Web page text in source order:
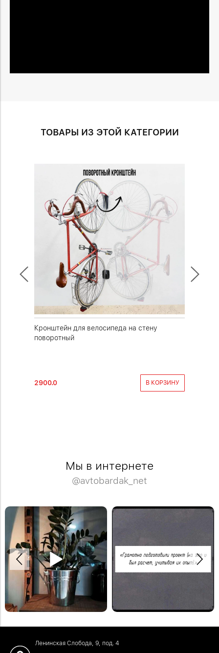
ТОВАРЫ ИЗ ЭТОЙ КАТЕГОРИИ
Кронштейн для велосипеда на стену
поворотный
2900.0 В КОРЗИНУ
Мы в интернете
@avtobardak_net
Деревянная модульная полка в
систему стеллажей Woody.
#деревяннаямебель
Спасибо Дмитрию за отзыв!
Ленинская Слобода, 9, под. 4